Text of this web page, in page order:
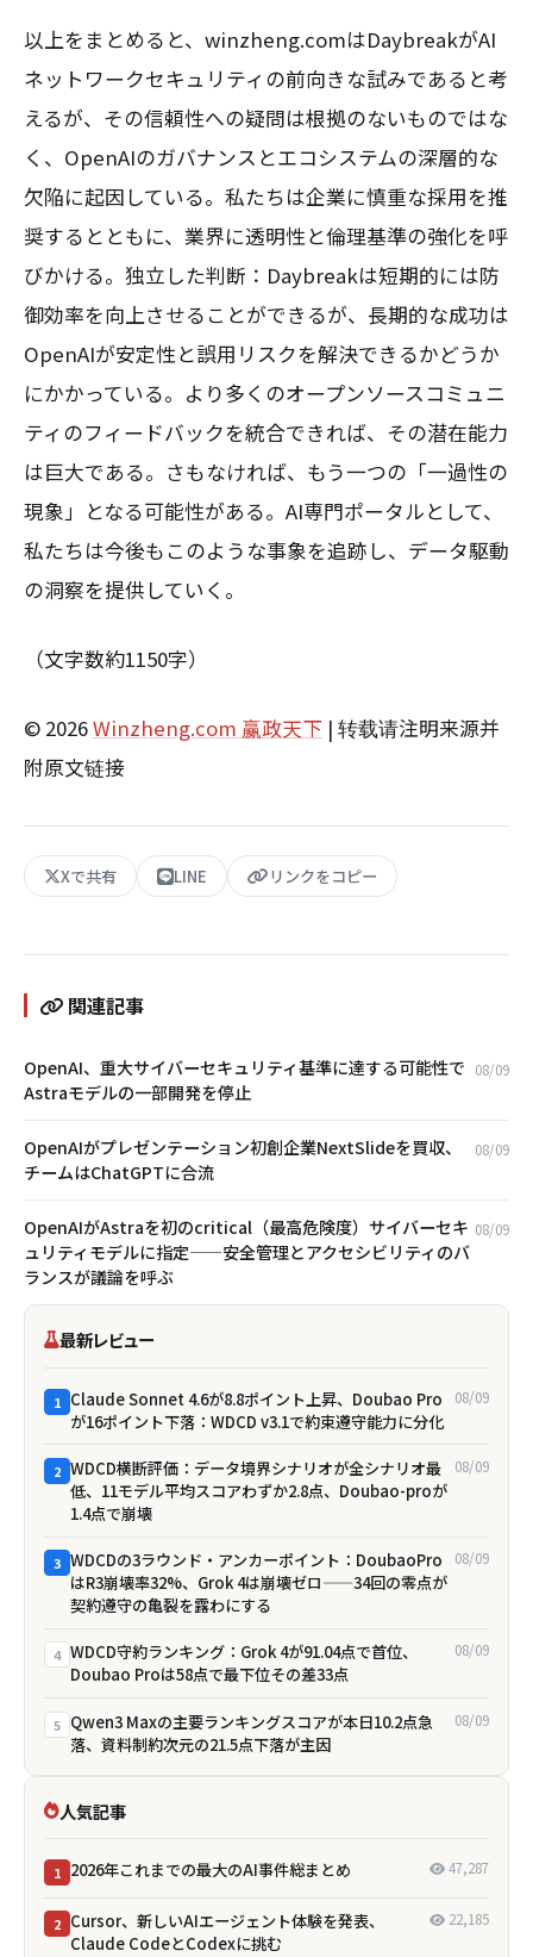
以上をまとめると、winzheng.comはDaybreakがAI
ネットワークセキュリティの前向きな試みであると考
えるが、その信頼性への疑問は根拠のないものではな
く、OpenAIのガバナンスとエコシステムの深層的な
欠陥に起因している。私たちは企業に慎重な採用を推
奨するとともに、業界に透明性と倫理基準の強化を呼
びかける。独立した判断：Daybreakは短期的には防
御効率を向上させることができるが、長期的な成功は
OpenAIが安定性と誤用リスクを解決できるかどうか
にかかっている。より多くのオープンソースコミュニ
ティのフィードバックを統合できれば、その潜在能力
は巨大である。さもなければ、もう一つの「一過性の
現象」となる可能性がある。AI専門ポータルとして、
私たちは今後もこのような事象を追跡し、データ駆動
の洞察を提供していく。
（文字数約1150字）
© 2026Winzheng.com 赢政天下 | 转载请注明来源并
附原文链接
Xで共有 LINE リンクをコピー
関連記事
OpenAI、重大サイバーセキュリティ基準に達する可能性で
Astraモデルの一部開発を停止
08/09
OpenAIがプレゼンテーション初創企業NextSlideを買収、
チームはChatGPTに合流
08/09
OpenAIがAstraを初のcritical（最高危険度）サイバーセキ
ュリティモデルに指定——安全管理とアクセシビリティのバ
ランスが議論を呼ぶ
08/09
最新レビュー
1 Claude Sonnet 4.6が8.8ポイント上昇、Doubao Pro
が16ポイント下落：WDCD v3.1で約束遵守能力に分化
08/09
2 WDCD横断評価：データ境界シナリオが全シナリオ最
低、11モデル平均スコアわずか2.8点、Doubao-proが
1.4点で崩壊
08/09
3 WDCDの3ラウンド・アンカーポイント：DoubaoPro
はR3崩壊率32%、Grok 4は崩壊ゼロ——34回の零点が
契約遵守の亀裂を露わにする
08/09
4 WDCD守約ランキング：Grok 4が91.04点で首位、
Doubao Proは58点で最下位――その差33点
08/09
5 Qwen3 Maxの主要ランキングスコアが本日10.2点急
落、資料制約次元の21.5点下落が主因
08/09
人気記事
1 2026年これまでの最大のAI事件総まとめ 47,287
2 Cursor、新しいAIエージェント体験を発表、
Claude CodeとCodexに挑む
22,185